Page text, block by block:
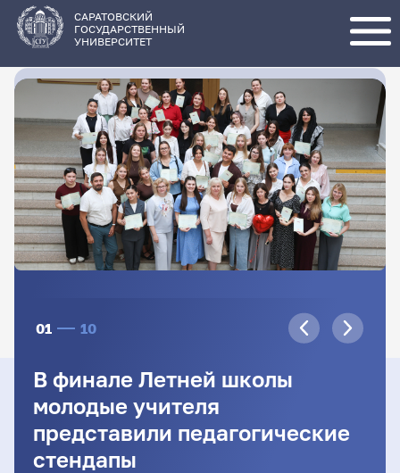
основному
содержанию
САРАТОВСКИЙ
ГОСУДАРСТВЕННЫЙ
УНИВЕРСИТЕТ
01 10
В финале Летней школы
молодые учителя
представили педагогические
стендапы